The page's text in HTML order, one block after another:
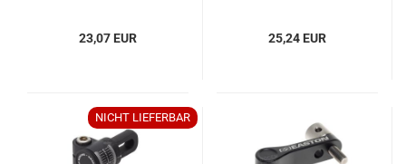
23,07 EUR 25,24 EUR
NICHT LIEFERBAR